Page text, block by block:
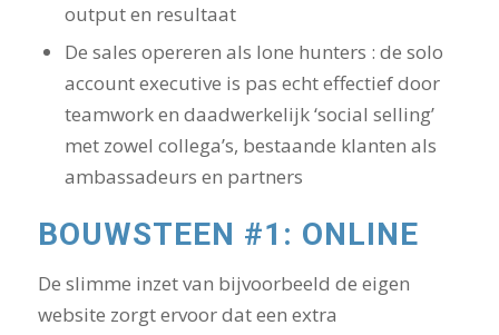
output en resultaat
De sales opereren als lone hunters : de solo
account executive is pas echt effectief door
teamwork en daadwerkelijk ‘social selling’
met zowel collega’s, bestaande klanten als
ambassadeurs en partners
BOUWSTEEN #1: ONLINE
De slimme inzet van bijvoorbeeld de eigen
website zorgt ervoor dat een extra